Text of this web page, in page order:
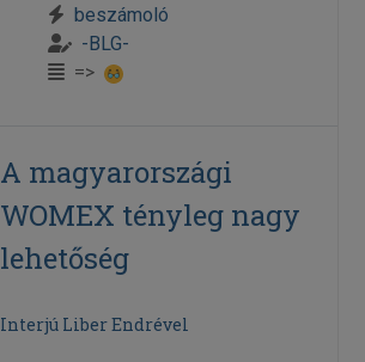
beszámoló
-BLG-
=>
A magyarországi
WOMEX tényleg nagy
lehetőség
Interjú Liber Endrével